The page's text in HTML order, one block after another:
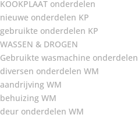
KOOKPLAAT onderdelen
nieuwe onderdelen KP
gebruikte onderdelen KP
WASSEN & DROGEN
Gebruikte wasmachine onderdelen
diversen onderdelen WM
aandrijving WM
behuizing WM
deur onderdelen WM